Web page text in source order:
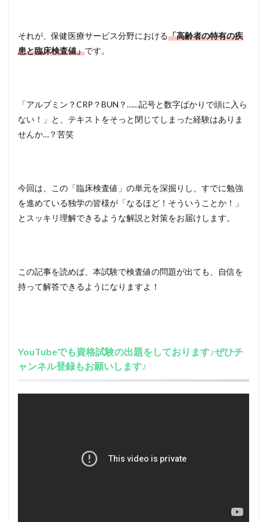
それが、保健医療サービス分野における「高齢者の特有の疾
患と臨床検査値」です。
「アルブミン？CRP？BUN？……記号と数字ばかりで頭に入ら
ない！」と、テキストをそっと閉じてしまった経験はありま
せんか…？苦笑
今回は、この「臨床検査値」の単元を深掘りし、すでに勉強
を進めている独学の皆様が「なるほど！そういうことか！」
とスッキリ理解できるような解説と対策をお届けします。
この記事を読めば、本試験で検査値の問題が出ても、自信を
持って解答できるようになりますよ！
YouTubeでも資格試験の出題をしております♪ぜひチ
ャンネル登録もお願いします♪